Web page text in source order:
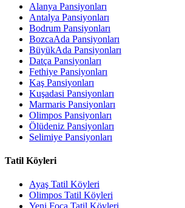
Alanya Pansiyonları
Antalya Pansiyonları
Bodrum Pansiyonları
BozcaAda Pansiyonları
BüyükAda Pansiyonları
Datça Pansiyonları
Fethiye Pansiyonları
Kaş Pansiyonları
Kuşadasi Pansiyonları
Marmaris Pansiyonları
Olimpos Pansiyonları
Ölüdeniz Pansiyonları
Selimiye Pansiyonları
Tatil Köyleri
Ayaş Tatil Köyleri
Olimpos Tatil Köyleri